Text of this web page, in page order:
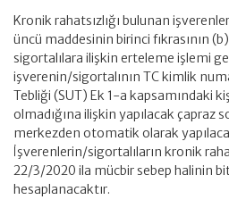
Kronik rahatsızlığı bulunan
üncü maddesinin birinci fıkrasının
sigortalılara ilişkin erteleme işlemi
işverenin/sigortalının TC kimlik
Tebliği (SUT) Ek 1-a kapsamındaki
olmadığına ilişkin yapılacak çapraz
merkezden otomatik olarak
İşverenlerin/sigortalıların kronik
22/3/2020 ila mücbir sebep halinin
hesaplanacaktır.